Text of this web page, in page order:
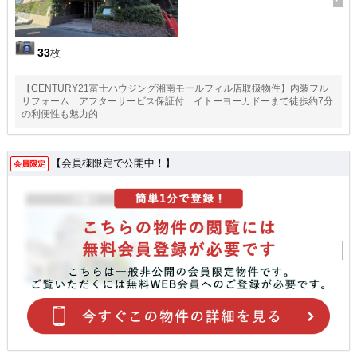
33枚
【CENTURY21富士ハウジング湘南モールフィル店取扱物件】内装フル
リフォーム アフターサービス保証付 イトーヨーカドーまで徒歩約7分
の利便性も魅力的
会員限定 【会員様限定で公開中！】